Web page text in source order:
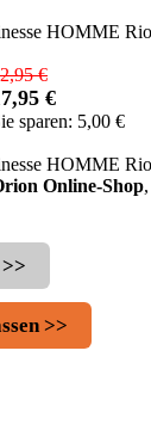
HOMME
€
€
sparen: 5,00 €
HOMME
Online-Shop
>>